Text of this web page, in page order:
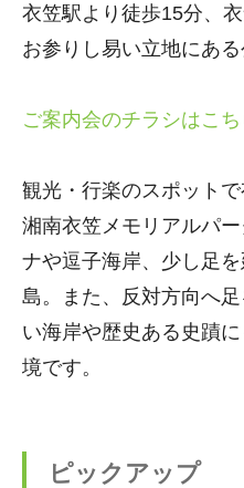
衣笠駅より徒歩15分、
お参りし易い立地にある
ご案内会のチラシはこ
観光・行楽のスポットで
湘南衣笠メモリアルパ
ナや逗子海岸、少し足
島。また、反対方向へ
い海岸や歴史ある史蹟
境です。
ピックアップ